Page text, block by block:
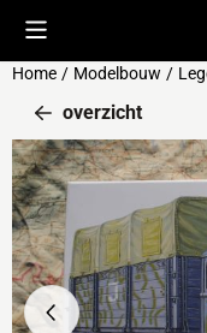
Cookievoorkeuren zijn
Home / Modelbouw /
overzicht